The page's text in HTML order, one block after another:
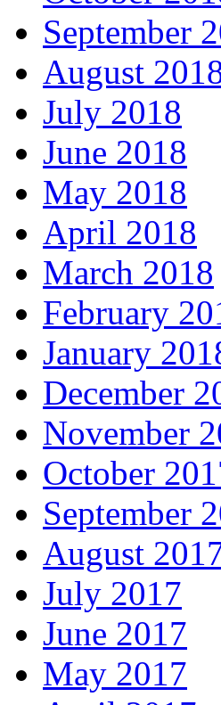
September
August
July 2018
June 2018
May 2018
April 2018
March 2018
February
January
December
November
October
September
August
July 2017
June 2017
May 2017